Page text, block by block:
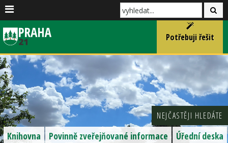
Potřebuji řešit
NEJČASTĚJI HLEDÁTE
Úřední deska
Povinně zveřejňované informace
Knihovna